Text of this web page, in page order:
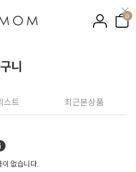
0
니
스트 최근본상품
없습니다.